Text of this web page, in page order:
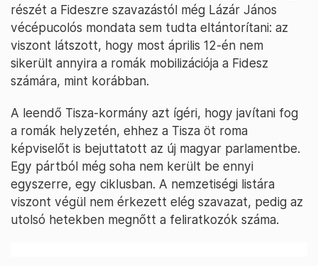
részét a Fideszre szavazástól még Lázár János
vécépucolós mondata sem tudta eltántorítani: az
viszont látszott, hogy most április 12-én nem
sikerült annyira a romák mobilizációja a Fidesz
számára, mint korábban.
A leendő Tisza-kormány azt ígéri, hogy javítani fog
a romák helyzetén, ehhez a Tisza öt roma
képviselőt is bejuttatott az új magyar parlamentbe.
Egy pártból még soha nem került be ennyi
egyszerre, egy ciklusban. A nemzetiségi listára
viszont végül nem érkezett elég szavazat, pedig az
utolsó hetekben megnőtt a feliratkozók száma.